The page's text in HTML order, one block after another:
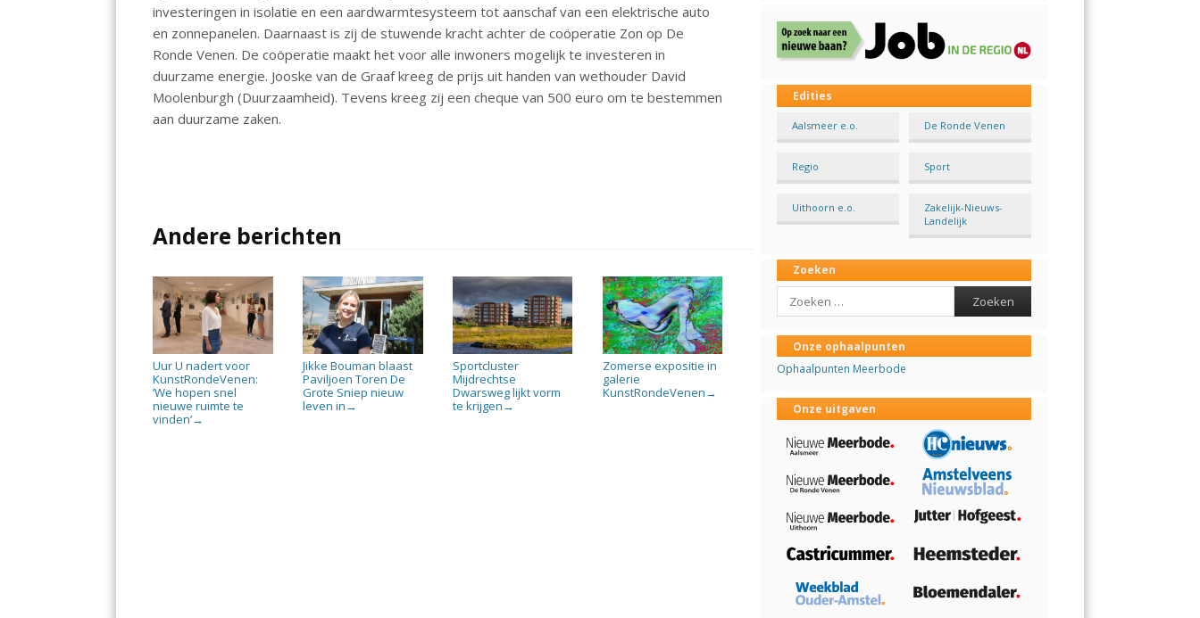
investeringen in isolatie en een aardwarmtesysteem tot aanschaf van een elektrische auto
en zonnepanelen. Daarnaast is zij de stuwende kracht achter de coöperatie Zon op De
Ronde Venen. De coöperatie maakt het voor alle inwoners mogelijk te investeren in
duurzame energie. Jooske van de Graaf kreeg de prijs uit handen van wethouder David
Moolenburgh (Duurzaamheid). Tevens kreeg zij een cheque van 500 euro om te bestemmen
aan duurzame zaken.
Andere berichten
Uur U nadert voor
KunstRondeVenen:
‘We hopen snel
nieuwe ruimte te
vinden’→
Jikke Bouman blaast
Paviljoen Toren De
Grote Sniep nieuw
leven in →
Sportcluster
Mijdrechtse
Dwarsweg lijkt vorm
te krijgen →
Zomerse expositie in
galerie
KunstRondeVenen →
Edities
Aalsmeer e.o. De Ronde Venen
Regio Sport
Uithoorn e.o.
Zakelijk-Nieuws-
Landelijk
Zoeken
Search
Onze ophaalpunten
Ophaalpunten Meerbode
Onze uitgaven